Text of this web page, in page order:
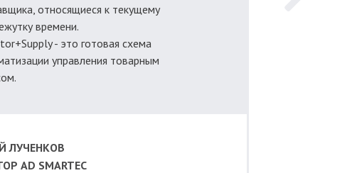
относящиеся к текущему
времени.
- это готовая схема
управления товарным
ЛУЧЕНКОВ
AD SMARTEC